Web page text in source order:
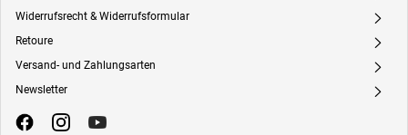
Widerrufsrecht & Widerrufsformular A
Retoure A
Versand- und Zahlungsarten A
Newsletter A